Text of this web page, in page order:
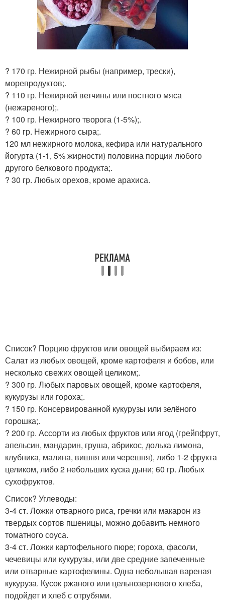
? 170 гр. Нежирной рыбы (например, трески),
морепродуктов;.
? 110 гр. Нежирной ветчины или постного мяса
(нежареного);.
? 100 гр. Нежирного творога (1-5%);.
? 60 гр. Нежирного сыра;.
120 мл нежирного молока, кефира или натурального
йогурта (1-1, 5% жирности) половина порции любого
другого белкового продукта;.
? 30 гр. Любых орехов, кроме арахиса.
Список? Порцию фруктов или овощей выбираем из:
Салат из любых овощей, кроме картофеля и бобов, или
несколько свежих овощей целиком;.
? 300 гр. Любых паровых овощей, кроме картофеля,
кукурузы или гороха;.
? 150 гр. Консервированной кукурузы или зелёного
горошка;.
? 200 гр. Ассорти из любых фруктов или ягод (грейпфрут,
апельсин, мандарин, груша, абрикос, долька лимона,
клубника, малина, вишня или черешня), либо 1-2 фрукта
целиком, либо 2 небольших куска дыни; 60 гр. Любых
сухофруктов.
Список? Углеводы:
3-4 ст. Ложки отварного риса, гречки или макарон из
твердых сортов пшеницы, можно добавить немного
томатного соуса.
3-4 ст. Ложки картофельного пюре; гороха, фасоли,
чечевицы или кукурузы, или две средние запеченные
или отварные картофелины. Одна небольшая вареная
кукуруза. Кусок ржаного или цельнозернового хлеба,
подойдет и хлеб с отрубями.